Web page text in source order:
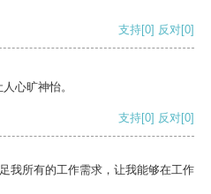
支持[0] 反对[0]
心旷神怡。
支持[0] 反对[0]
我所有的工作需求，让我能够在工作